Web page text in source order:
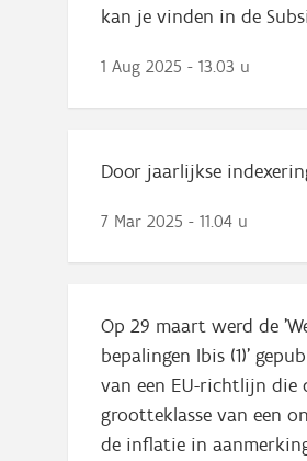
kan je vinden in de
1 Aug 2025 - 13.03 u
Door jaarlijkse
7 Mar 2025 - 11.04 u
Op 29 maart werd de
bepalingen Ibis (1)'
van een EU-richtlijn die
grootteklasse van een
de inflatie in